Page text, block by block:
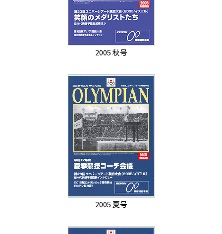
2005 秋号
2005 夏号